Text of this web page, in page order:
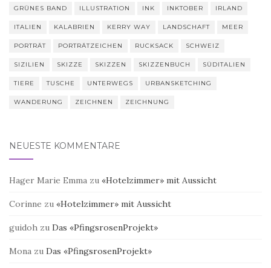
GRÜNES BAND ILLUSTRATION INK INKTOBER IRLAND
ITALIEN KALABRIEN KERRY WAY LANDSCHAFT MEER
PORTRÄT PORTRÄTZEICHEN RUCKSACK SCHWEIZ
SIZILIEN SKIZZE SKIZZEN SKIZZENBUCH SÜDITALIEN
TIERE TUSCHE UNTERWEGS URBANSKETCHING
WANDERUNG ZEICHNEN ZEICHNUNG
NEUESTE KOMMENTARE
Hager Marie Emma zu «Hotelzimmer» mit Aussicht
Corinne zu «Hotelzimmer» mit Aussicht
guidoh zu Das «PfingsrosenProjekt»
Mona zu Das «PfingsrosenProjekt»